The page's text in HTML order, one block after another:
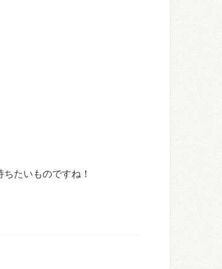
たいものですね！